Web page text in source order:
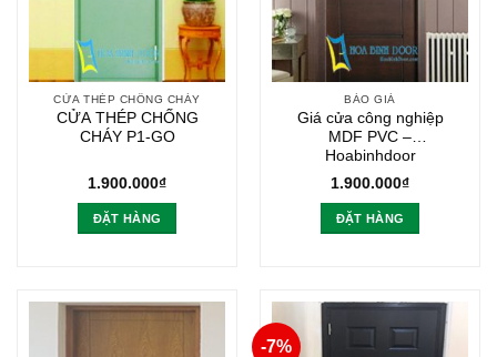
CỬA THÉP CHỐNG CHÁY
CỬA THÉP CHỐNG
CHÁY P1-GO
1.900.000₫
ĐẶT HÀNG
BÁO GIÁ
Giá cửa công nghiệp
MDF PVC –
Hoabinhdoor
1.900.000₫
ĐẶT HÀNG
-7%